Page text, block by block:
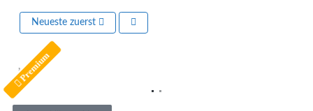
Neueste zuerst
Premium